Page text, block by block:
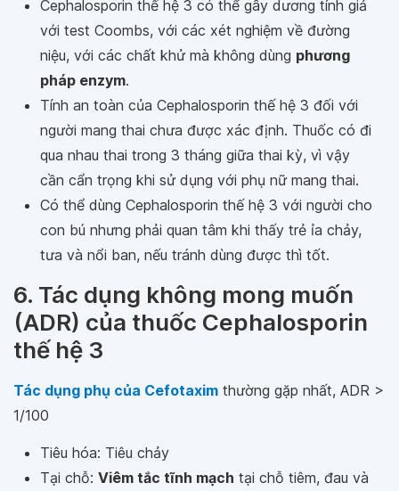
Cephalosporin thế hệ 3 có thể gây dương tính giả
với test Coombs, với các xét nghiệm về đường
niệu, với các chất khử mà không dùng phương
pháp enzym.
Tính an toàn của Cephalosporin thế hệ 3 đối với
người mang thai chưa được xác định. Thuốc có đi
qua nhau thai trong 3 tháng giữa thai kỳ, vì vậy
cần cẩn trọng khi sử dụng với phụ nữ mang thai.
Có thể dùng Cephalosporin thế hệ 3 với người cho
con bú nhưng phải quan tâm khi thấy trẻ ỉa chảy,
tưa và nổi ban, nếu tránh dùng được thì tốt.
6. Tác dụng không mong muốn
(ADR) của thuốc Cephalosporin
thế hệ 3
Tác dụng phụ của Cefotaxim thường gặp nhất, ADR >
1/100
Tiêu hóa: Tiêu chảy
Tại chỗ: Viêm tắc tĩnh mạch tại chỗ tiêm, đau và